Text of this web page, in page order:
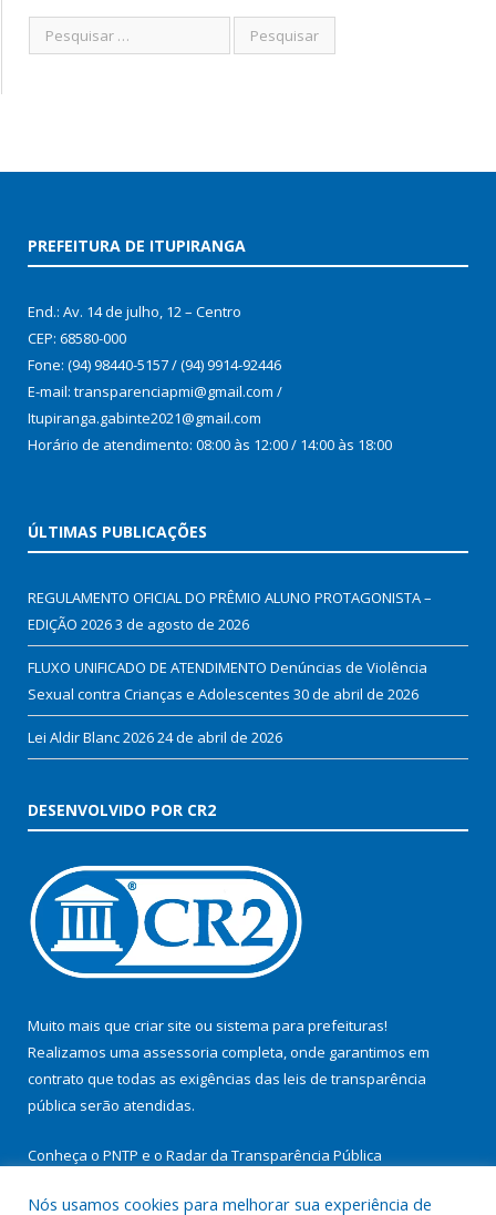
PREFEITURA DE ITUPIRANGA
End.: Av. 14 de julho, 12 – Centro
CEP: 68580-000
Fone: (94) 98440-5157 / (94) 9914-92446
E-mail: transparenciapmi@gmail.com /
Itupiranga.gabinte2021@gmail.com
Horário de atendimento: 08:00 às 12:00 / 14:00 às 18:00
ÚLTIMAS PUBLICAÇÕES
REGULAMENTO OFICIAL DO PRÊMIO ALUNO PROTAGONISTA –
EDIÇÃO 20263 de agosto de 2026
FLUXO UNIFICADO DE ATENDIMENTO Denúncias de Violência
Sexual contra Crianças e Adolescentes 30 de abril de 2026
Lei Aldir Blanc 202624 de abril de 2026
DESENVOLVIDO POR CR2
Muito mais que criar site ou sistema para prefeituras!
Realizamos uma assessoria completa, onde garantimos em
contrato que todas as exigências das leis de transparência
pública serão atendidas.
Conheça o PNTP e o Radar da Transparência Pública
Nós usamos cookies para melhorar sua experiência de